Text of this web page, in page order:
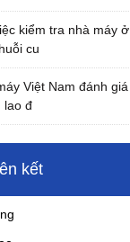
kiểm tra nhà máy ở
cu
Việt Nam đánh giá
lao đ
kết